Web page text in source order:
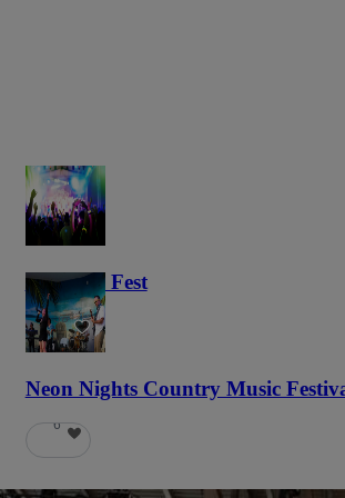
Haunted Fest
58
Neon Nights Country Music
6